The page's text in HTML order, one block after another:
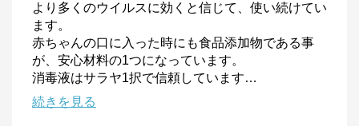
より多くのウイルスに効くと信じて、使い続けてい
ます。
赤ちゃんの口に入った時にも食品添加物である事
が、安心材料の1つになっています。
消毒液はサラヤ1択で信頼しています…
続きを見る